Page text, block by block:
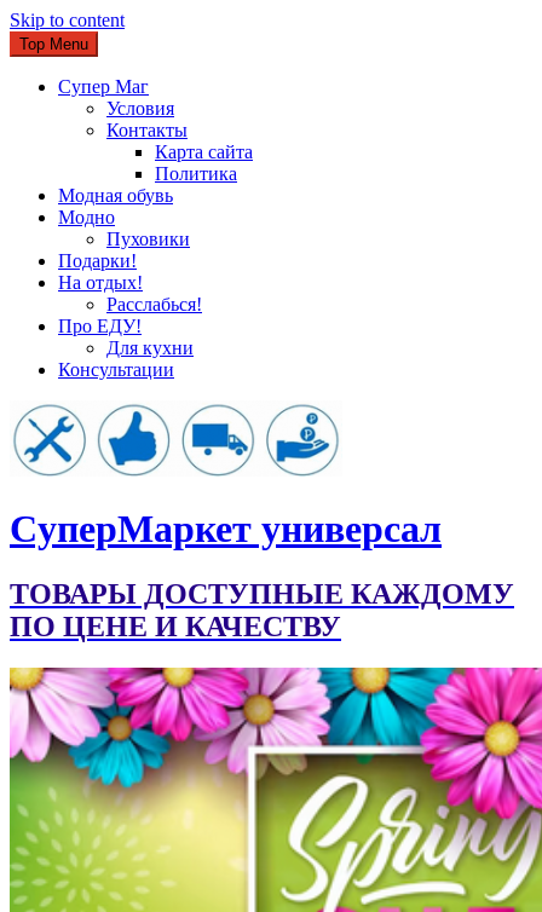
Skip to content
Top Menu
Супер Маг
Условия
Контакты
Карта сайта
Политика
Модная обувь
Модно
Пуховики
Подарки!
На отдых!
Расслабься!
Про ЕДУ!
Для кухни
Консультации
CуперМаркет универсал
ТОВАРЫ ДОСТУПНЫЕ КАЖДОМУ
ПО ЦЕНЕ И КАЧЕСТВУ